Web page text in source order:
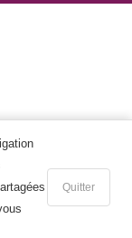
Quitter